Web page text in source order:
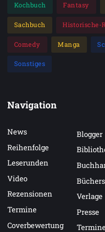
Kochbuch Fantasy
Sachbuch Historische-
Comedy Manga
Sonstiges
Navigation
News
Reihenfolge
Leserunden
Video
Rezensionen
Termine
Coverbewertung
Blogger
Verlage
Presse